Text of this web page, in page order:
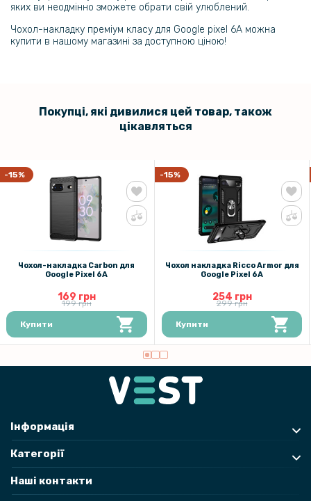
яких ви неодмінно зможете обрати свій улюблений.
Чохол-накладку преміум класу для Google pixel 6A можна
купити в нашому магазині за доступною ціною!
Покупці, які дивилися цей товар, також
цікавляться
-15%
Чохол-накладка Carbon для
Google Pixel 6A
169 грн
199 грн
Купити
-15%
Чохол накладка Ricco Armor для
Google Pixel 6A
254 грн
299 грн
Купити
Інформація
Категорії
Наші контакти